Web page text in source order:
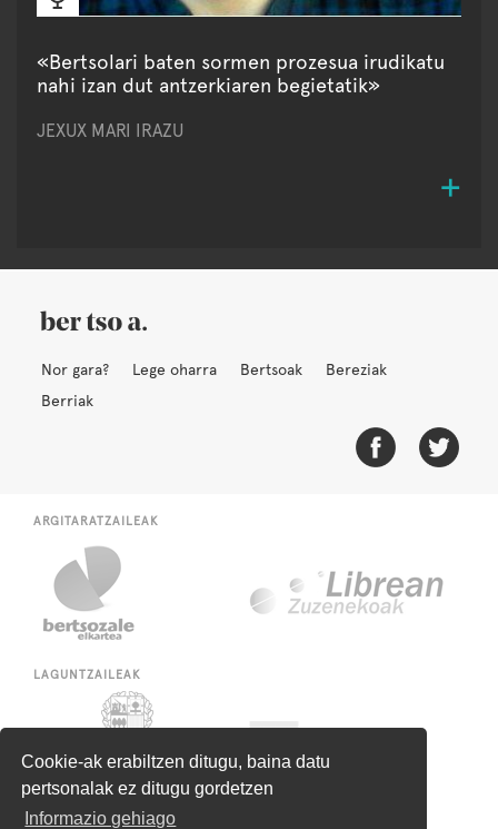
Cookie-ak erabiltzen ditugu, baina datu
pertsonalak ez ditugu gordetzen
Informazio gehiago
«Bertsolari baten sormen prozesua irudikatu
nahi izan dut antzerkiaren begietatik»
JEXUX MARI IRAZU
Nor gara? Lege oharra Bertsoak
Bereziak
Berriak
ARGITARATZAILEAK
LAGUNTZAILEAK